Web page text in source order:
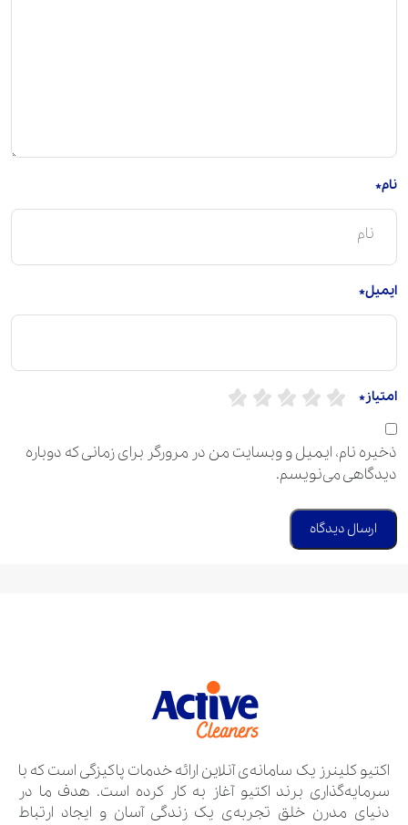
نام*
ایمیل*
امتیاز*
ذخیره نام، ایمیل و وبسایت من در مرورگر برای زمانی که دوباره
دیدگاهی می‌نویسم.
اکتیو کلینرز یک سامانه‌ی آنلاین ارائه خدمات پاکیزگی است که با
سرمایه‌گذاری برند اکتیو آغاز به کار کرده است. هدف ما در
دنیای مدرن خلق تجربه‌ی یک زندگی آسان و ایجاد ارتباط